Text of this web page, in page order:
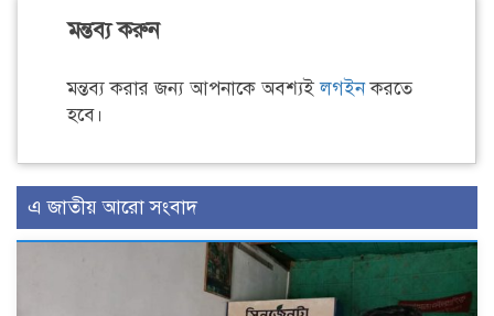
মন্তব্য করুন
মন্তব্য করার জন্য আপনাকে অবশ্যইলগইনকরতে
হবে।
এ জাতীয় আরো সংবাদ